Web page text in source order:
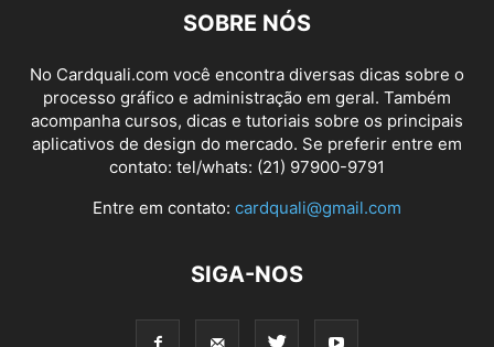
SOBRE NÓS
No Cardquali.com você encontra diversas dicas sobre o
processo gráfico e administração em geral. Também
acompanha cursos, dicas e tutoriais sobre os principais
aplicativos de design do mercado. Se preferir entre em
contato: tel/whats: (21) 97900-9791
Entre em contato: cardquali@gmail.com
SIGA-NOS